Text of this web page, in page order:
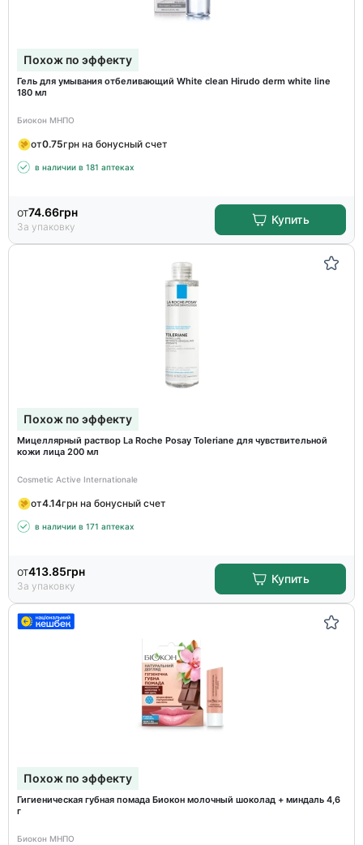
Похож по эффекту
Гель для умывания отбеливающий White clean Hirudo derm white line
180 мл
Биокон МНПО
от0.75грн на бонусный счет
в наличии в 181 аптеках
от74.66грн
За упаковку
Купить
Похож по эффекту
Мицеллярный раствор La Roche Posay Toleriane для чувствительной
кожи лица 200 мл
Cosmetic Active Internationale
от4.14грн на бонусный счет
в наличии в 171 аптеках
от413.85грн
За упаковку
Купить
Похож по эффекту
Гигиеническая губная помада Биокон молочный шоколад + миндаль 4,6
г
Биокон МНПО